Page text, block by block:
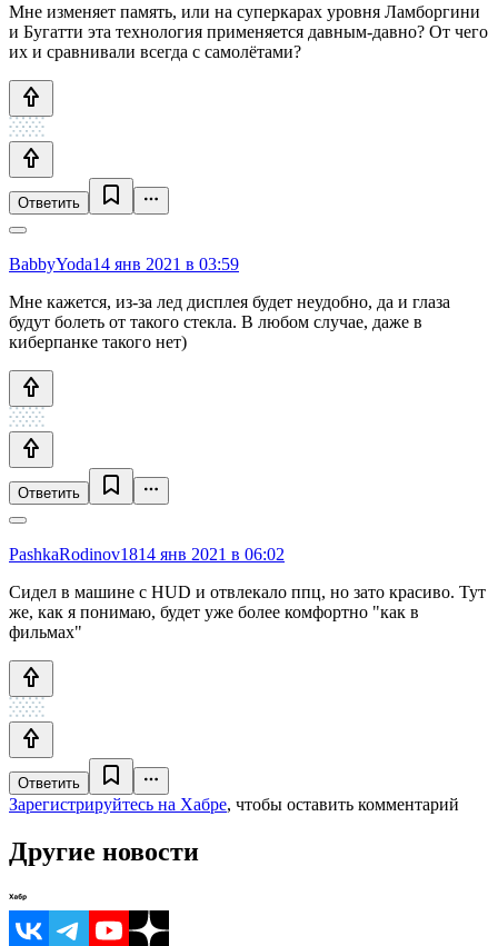
Мне изменяет память, или на суперкарах уровня Ламборгини
и Бугатти эта технология применяется давным-давно? От чего
их и сравнивали всегда с самолётами?
Ответить
BabbyYoda14 янв 2021 в 03:59
Мне кажется, из-за лед дисплея будет неудобно, да и глаза
будут болеть от такого стекла. В любом случае, даже в
киберпанке такого нет)
Ответить
PashkaRodinov1814 янв 2021 в 06:02
Сидел в машине с HUD и отвлекало ппц, но зато красиво. Тут
же, как я понимаю, будет уже более комфортно "как в
фильмах"
Ответить
Зарегистрируйтесь на Хабре, чтобы оставить комментарий
Другие новости